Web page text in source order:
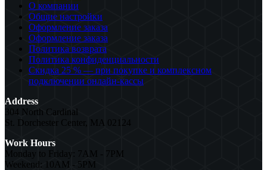
О компании
Общие настройки
Оформление заказа
Оформление заказа
Политика возврата
Политика конфиденциальности
Скидка 25 % — при покупке и комплексном
подключении онлайн-кассы
Address
304 North Cardinal
St. Dorchester Center, MA 02124
Work Hours
Monday to Friday: 7AM - 7PM
Weekend: 10AM - 5PM